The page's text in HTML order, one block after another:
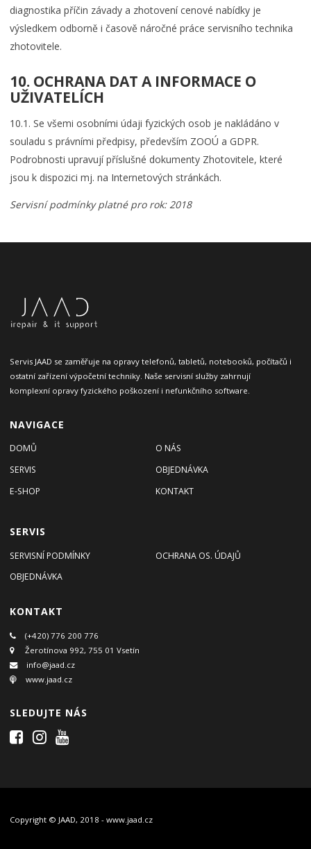
diagnostika příčin závady a zhotovení cenové nabídky je
výsledkem odborně i časově náročné práce servisního technika
zhotovitele.
10. OCHRANA DAT A INFORMACE O
UŽIVATELÍCH
10.1. Se všemi osobními údaji fyzických osob je nakládáno v
souladu s právními předpisy, především ZOOÚ a GDPR.
Podrobnosti upravují příslušné dokumenty Zhotovitele, které
jsou k dispozici mj. na Internetových stránkách.
Servisní podmínky platné pro rok: 2018
Servis JAAD se zaměřuje na opravy telefonů, tabletů, notebooků, počítačů i
ostatní zařízení výpočetní techniky. Naše servisní služby zahrnují
komplexní opravy fyzického poškození i nefunkčního software.
NAVIGACE
DOMŮ
O NÁS
SERVIS
OBJEDNÁVKA
E-SHOP
KONTAKT
SERVIS
SERVISNÍ PODMÍNKY
OCHRANA OS. ÚDAJŮ
OBJEDNÁVKA
KONTAKT
(+420) 776 200 776
Žerotínova 992, 755 01 Vsetín
info@jaad.cz
www.jaad.cz
SLEDUJTE NÁS
Copyright © JAAD, 2018 - www.jaad.cz